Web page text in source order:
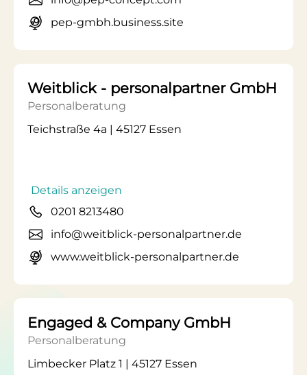
pep-gmbh.business.site
Weitblick - personalpartner GmbH
Personalberatung
Teichstraße 4a | 45127 Essen
Details anzeigen
0201 8213480
info@weitblick-personalpartner.de
www.weitblick-personalpartner.de
Engaged & Company GmbH
Personalberatung
Limbecker Platz 1 | 45127 Essen